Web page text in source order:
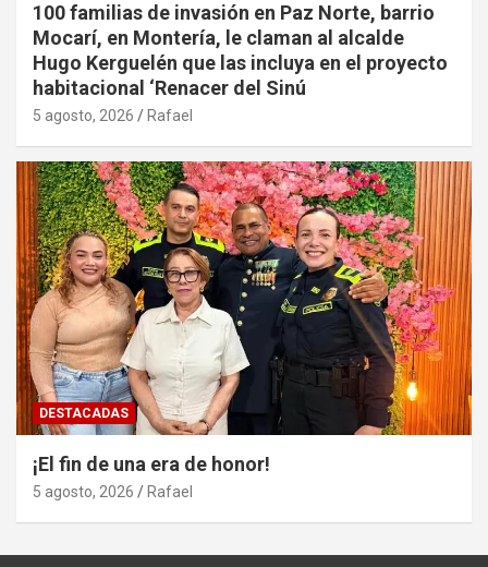
100 familias de invasión en Paz Norte, barrio
Mocarí, en Montería, le claman al alcalde
Hugo Kerguelén que las incluya en el proyecto
habitacional ‘Renacer del Sinú
5 agosto, 2026 Rafael
DESTACADAS
¡El fin de una era de honor!
5 agosto, 2026 Rafael